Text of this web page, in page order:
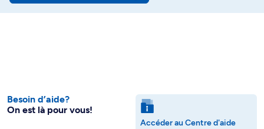
Besoin d’aide?
On est là pour vous!
Accéder au Centre d'aide